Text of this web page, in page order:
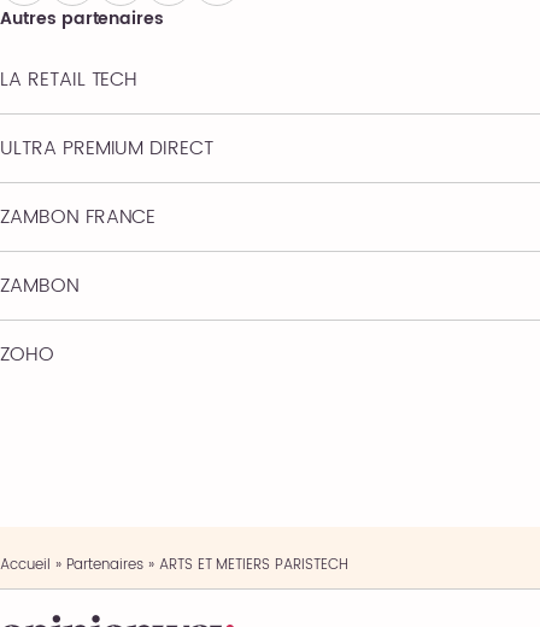
Autres partenaires
LA RETAIL TECH
ULTRA PREMIUM DIRECT
ZAMBON FRANCE
ZAMBON
ZOHO
Accueil » Partenaires » ARTS ET METIERS PARISTECH